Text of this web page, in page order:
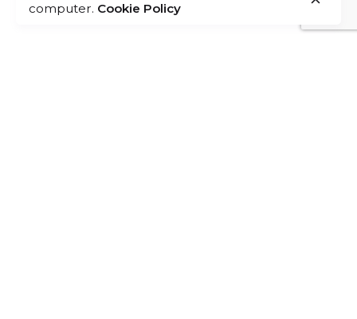
IR AL PORTAFOLIO
computer. Cookie Policy